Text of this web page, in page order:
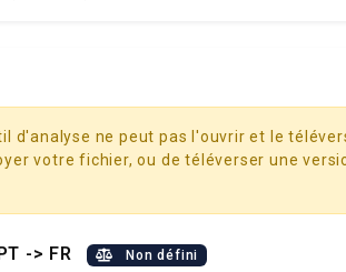
d'analyse ne peut pas l'ouvrir et le
votre fichier, ou de téléverser une
-> FR Non défini